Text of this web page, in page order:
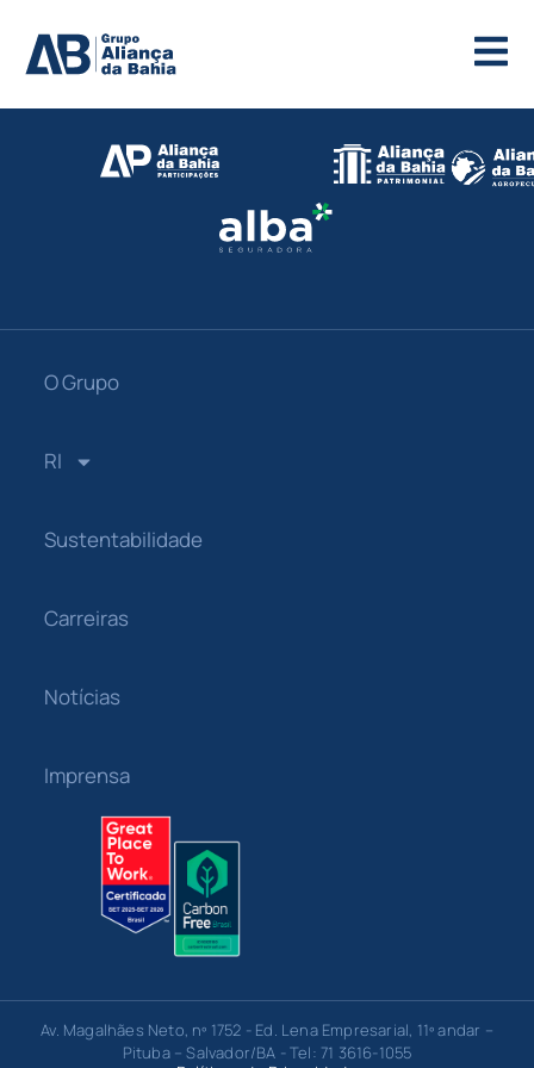
O Grupo
RI
Sustentabilidade
Carreiras
Notícias
Imprensa
Av. Magalhães Neto, nº 1752 - Ed. Lena Empresarial, 11º andar –
Pituba – Salvador/BA - Tel: 71 3616-1055